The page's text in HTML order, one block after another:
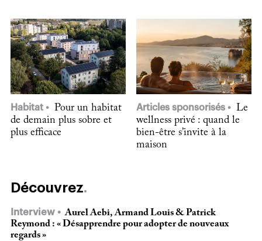
Habitat
Pour un habitat
de demain plus sobre et
plus efficace
Articles sponsorisés
Le
wellness privé : quand le
bien-être s’invite à la
maison
Découvrez
Interview
Aurel Aebi, Armand Louis & Patrick
Reymond : « Désapprendre pour adopter de nouveaux
regards »